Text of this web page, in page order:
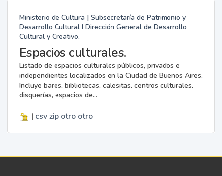
Ministerio de Cultura | Subsecretaría de Patrimonio y
Desarrollo Cultural I Dirección General de Desarrollo
Cultural y Creativo.
Espacios culturales.
Listado de espacios culturales públicos, privados e
independientes localizados en la Ciudad de Buenos Aires.
Incluye bares, bibliotecas, calesitas, centros culturales,
disquerías, espacios de...
| csv zip otro otro